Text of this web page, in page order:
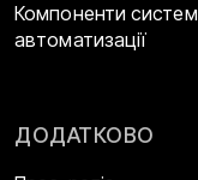
Компоненти систем
автоматизації
ДОДАТКОВО